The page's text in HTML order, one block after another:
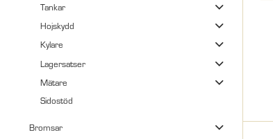
Tankar
Hojskydd
Kylare
Lagersatser
Mätare
Sidostöd
Bromsar